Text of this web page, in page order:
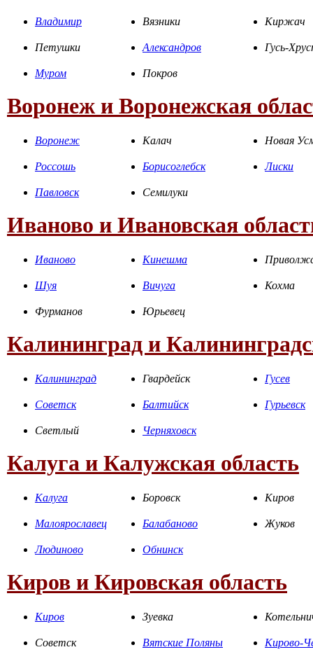
Владимир Вязники Киржач
Петушки Александров Гусь-
Муром Покров
Воронеж и Воронежская
Воронеж Калач Новая
Россошь Борисоглебск Лиски
Павловск Семилуки
Иваново и Ивановская
Иваново Кинешма
Шуя Вичуга Кохма
Фурманов Юрьевец
Калининград и
Калининград Гвардейск Гусев
Советск Балтийск Гурьевск
Светлый Черняховск
Калуга и Калужская область
Калуга Боровск Киров
Малоярославец Балабаново Жуков
Людиново Обнинск
Киров и Кировская область
Киров Зуевка
Советск Вятские Поляны Кирово-